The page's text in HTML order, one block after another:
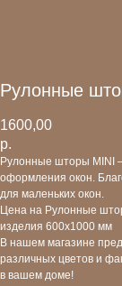
Рулонные
1600,00
р.
Рулонные шторы MINI
оформления окон.
для маленьких окон.
Цена на Рулонные
изделия 600х1000 мм
В нашем магазине
различных цветов и
в вашем доме!